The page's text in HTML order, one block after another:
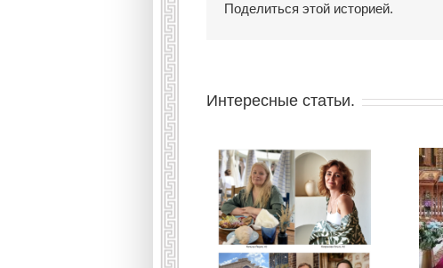
Поделиться этой историей.
Интересные статьи.